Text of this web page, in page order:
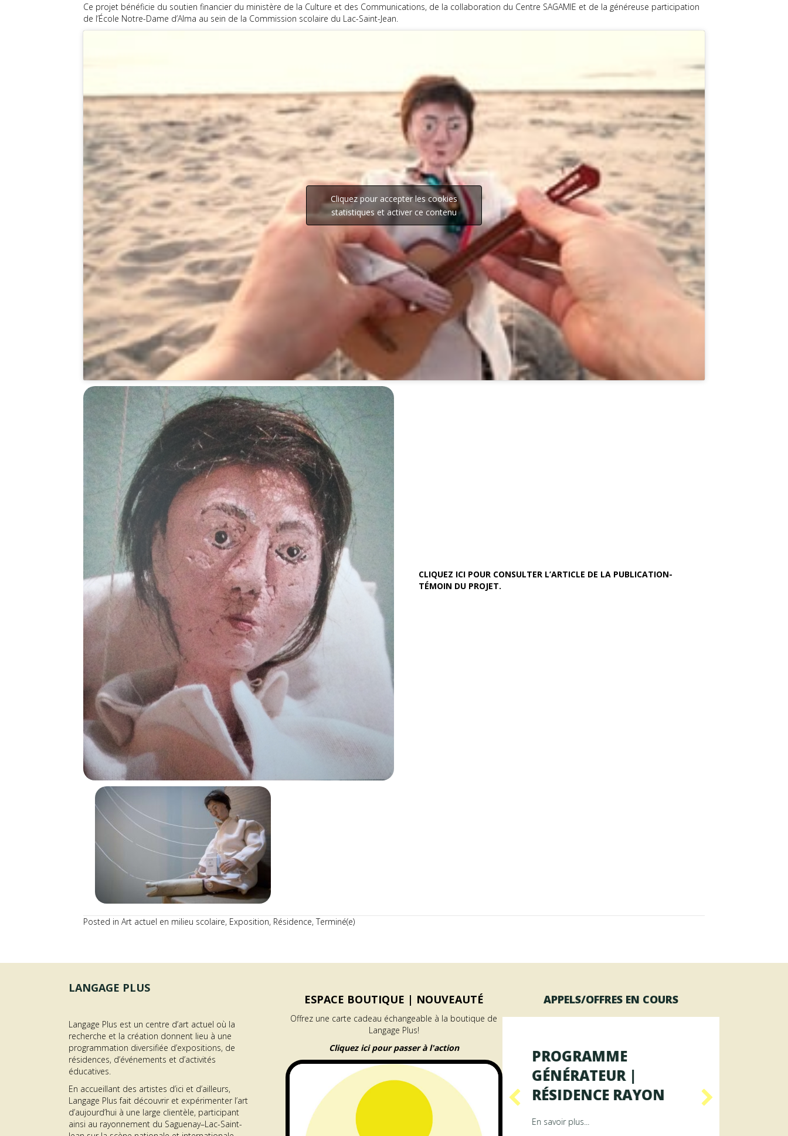
Ce projet bénéficie du soutien financier du ministère de la Culture et des Communications, de la collaboration du Centre SAGAMIE et de la généreuse participation
de l’École Notre-Dame d’Alma au sein de la Commission scolaire du Lac-Saint-Jean.
Cliquez pour accepter les cookies
statistiques et activer ce contenu
CLIQUEZ ICI POUR CONSULTER L’ARTICLE DE LA PUBLICATION-
TÉMOIN DU PROJET.
Posted in Art actuel en milieu scolaire, Exposition, Résidence,Terminé(e)
LANGAGE PLUS
Langage Plus est un centre d’art actuel où la
recherche et la création donnent lieu à une
programmation diversifiée d’expositions, de
résidences, d’événements et d’activités
éducatives.
En accueillant des artistes d’ici et d’ailleurs,
Langage Plus fait découvrir et expérimenter l’art
d’aujourd’hui à une large clientèle, participant
ainsi au rayonnement du Saguenay–Lac-Saint-
ESPACE BOUTIQUE | NOUVEAUTÉ
Offrez une carte cadeau échangeable à la boutique de
Langage Plus!
Cliquez ici pour passer à l'action
APPELS/OFFRES EN COURS
GÉNÉRATEUR | Résidence RAYON
OFFRE D’EMPLOI –
AGENT·E À L’ACCUEIL
DES PUBLICS
En savoir plus...about Offre d’emploi – Agent·e à l’accueil des publics
PROGRAMME
GÉNÉRATEUR |
RÉSIDENCE ARAMIS
En savoir plus... about Programme GÉNÉRATEUR | Résidence ArAMiS
PROGRAMME
GÉNÉRATEUR |
RÉSIDENCE RAYON
En savoir plus...